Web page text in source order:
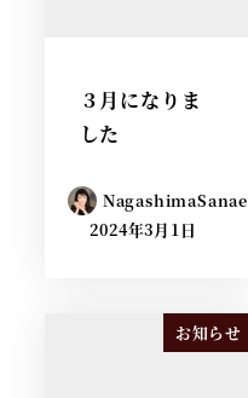
３月になりま
した
NagashimaSanae
2024年3月1日
お知らせ